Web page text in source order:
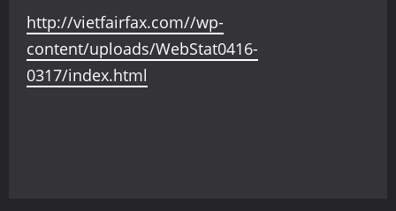
http://vietfairfax.com//wp-
content/uploads/WebStat0416-
0317/index.html